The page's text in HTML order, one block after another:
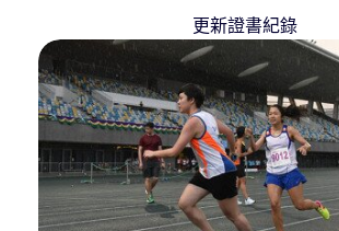
更新證書紀錄